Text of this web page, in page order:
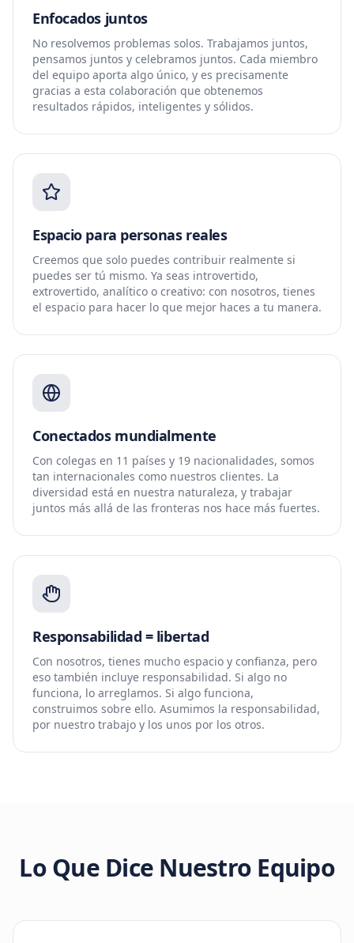
Enfocados juntos
No resolvemos problemas solos. Trabajamos juntos,
pensamos juntos y celebramos juntos. Cada miembro
del equipo aporta algo único, y es precisamente
gracias a esta colaboración que obtenemos
resultados rápidos, inteligentes y sólidos.
Espacio para personas reales
Creemos que solo puedes contribuir realmente si
puedes ser tú mismo. Ya seas introvertido,
extrovertido, analítico o creativo: con nosotros, tienes
el espacio para hacer lo que mejor haces a tu manera.
Conectados mundialmente
Con colegas en 11 países y 19 nacionalidades, somos
tan internacionales como nuestros clientes. La
diversidad está en nuestra naturaleza, y trabajar
juntos más allá de las fronteras nos hace más fuertes.
Responsabilidad = libertad
Con nosotros, tienes mucho espacio y confianza, pero
eso también incluye responsabilidad. Si algo no
funciona, lo arreglamos. Si algo funciona,
construimos sobre ello. Asumimos la responsabilidad,
por nuestro trabajo y los unos por los otros.
Lo Que Dice Nuestro Equipo